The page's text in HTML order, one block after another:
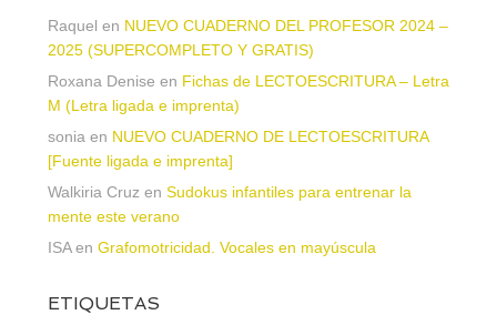
Raquel en NUEVO CUADERNO DEL PROFESOR 2024 –
2025 (SUPERCOMPLETO Y GRATIS)
Roxana Denise en Fichas de LECTOESCRITURA – Letra
M (Letra ligada e imprenta)
sonia en NUEVO CUADERNO DE LECTOESCRITURA
[Fuente ligada e imprenta]
Walkiria Cruz en Sudokus infantiles para entrenar la
mente este verano
ISAen Grafomotricidad. Vocales en mayúscula
ETIQUETAS